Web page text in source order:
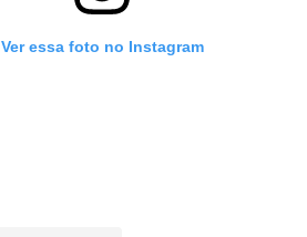
Ver essa foto no Instagram